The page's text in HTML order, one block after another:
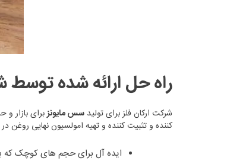
راه حل ارائه شده توسط
شرکت ارکان فلز برای تولید سس مایونزبرای بازار
کننده و تثبیت کننده و تهیه امولسیون نهایی روغن
ایده آل برای حجم های کوچک که